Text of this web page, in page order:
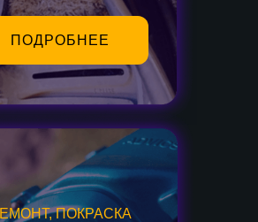
ПОДРОБНЕЕ
ПОКРАСКА